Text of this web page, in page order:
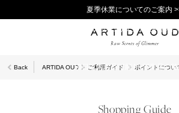
夏季休業についてのご案内
11,000円(税込)以上で送料無料！
新規会員登録で1,000ポイントプレゼ
10日以内返品可能 [一部商品を除
Back ARTIDA OUD ご利用ガイド ポイントについ
Shopping Guide